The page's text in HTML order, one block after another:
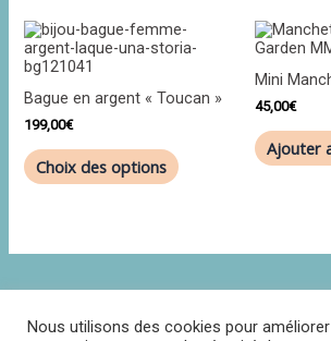
Bague en argent « Toucan »
199,00€
Choix des options
Ce
produit
variations.
peuvent
être
page
produit
Mini
45,00€
Ajouter
Nous utilisons des cookies pour